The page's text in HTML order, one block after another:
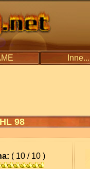
Inne...
98
( 10 / 10 )